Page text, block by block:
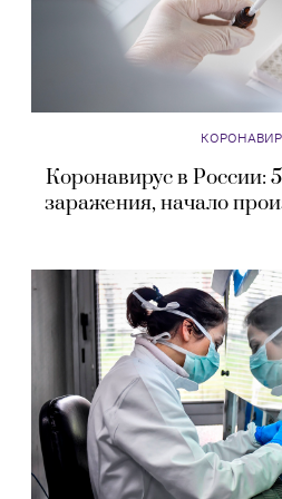
Коронавирус в России:
заражения, начало